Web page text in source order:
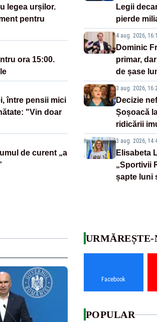
legea urșilor.
pentru
ora 15:00.
între pensii mici
"Vin doar
de curent „a
Legii
pierde
4 aug. 2026,
Dominic
primar,
de șase
3 aug. 2026,
Decizie
Șoșoacă
ridicării
3 aug. 2026,
Elisabeta
„Sportivii
șapte luni
URMĂREȘTE-
Facebook
POPULAR